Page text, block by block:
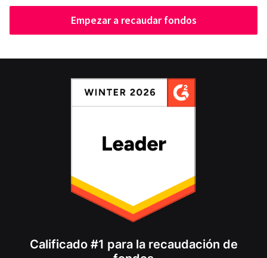
Empezar a recaudar fondos
Calificado #1 para la recaudación de